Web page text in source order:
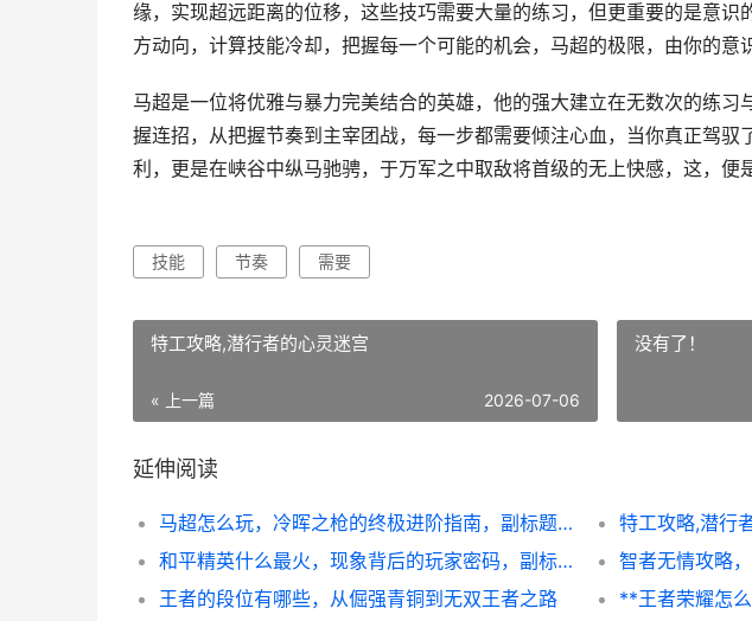
缘，实现超远距离的位移，这些技巧需要大量的练习，但更重要的是意识
方动向，计算技能冷却，把握每一个可能的机会，马超的极限，由你的意
马超是一位将优雅与暴力完美结合的英雄，他的强大建立在无数次的练习
握连招，从把握节奏到主宰团战，每一步都需要倾注心血，当你真正驾驭
利，更是在峡谷中纵马驰骋，于万军之中取敌将首级的无上快感，这，便
技能 节奏 需要
特工攻略,潜行者的心灵迷宫
« 上一篇 2026-07-06
没有了！
延伸阅读
马超怎么玩，冷晖之枪的终极进阶指南，副标题，从入门到精通的战场艺术
特工攻略,潜行
和平精英什么最火，现象背后的玩家密码，副标题，从战术竞技到社交宇宙的爆火逻辑
王者的段位有哪些，从倔强青铜到无双王者之路